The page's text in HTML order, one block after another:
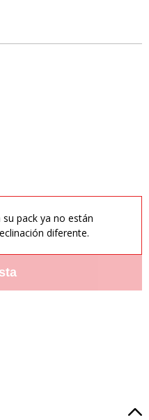
pack ya no están
diferente.